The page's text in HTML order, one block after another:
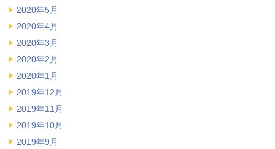
2020年5月
2020年4月
2020年3月
2020年2月
2020年1月
2019年12月
2019年11月
2019年10月
2019年9月